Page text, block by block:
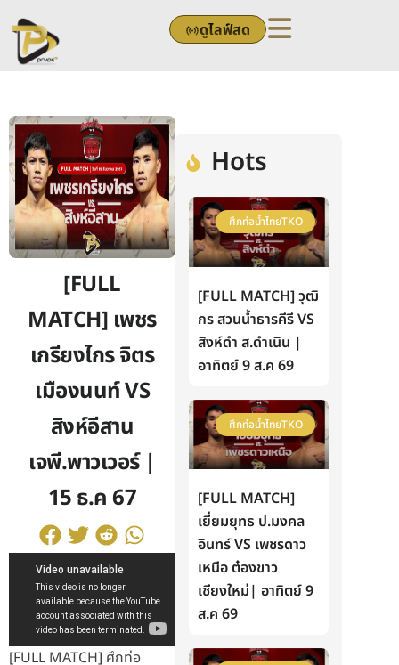
to
content
ดูไลฟ์สด
[FULL
MATCH] เพชร
เกรียงไกร จิตร
เมืองนนท์ VS
สิงห์อีสาน
เจพี.พาวเวอร์ |
15 ธ.ค 67
[FULL MATCH] ศึกท่อ
Hots
ศึกท่อน้ำไทยTKO
[FULL MATCH] วุฒิ
กร สวนน้ำธารคีรี VS
สิงห์ดำ ส.ดำเนิน |
อาทิตย์ 9 ส.ค 69
ศึกท่อน้ำไทยTKO
[FULL MATCH]
เยี่ยมยุทธ ป.มงคล
อินทร์ VS เพชรดาว
เหนือ ต๋องขาว
เชียงใหม่| อาทิตย์ 9
ส.ค 69